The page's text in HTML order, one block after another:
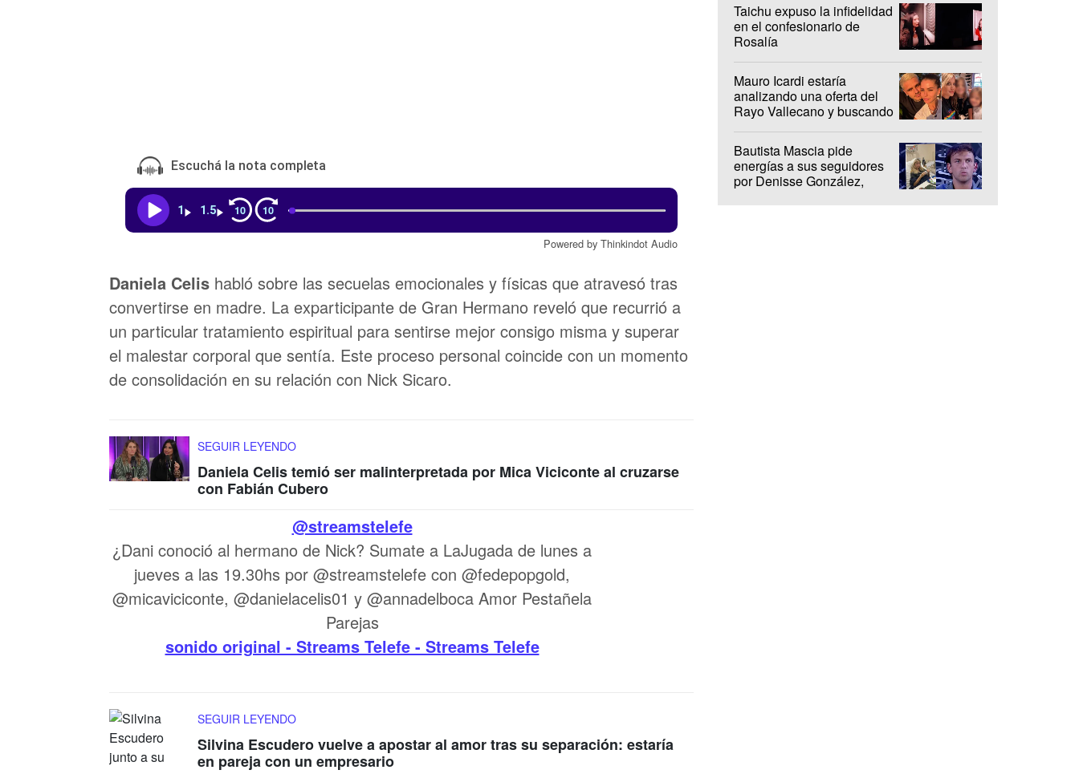
Escuchá la nota completa
1 1.5 10 10
Powered by Thinkindot Audio
Daniela Celis habló sobre las secuelas emocionales y físicas que atravesó tras
convertirse en madre. La exparticipante de Gran Hermano reveló que recurrió a
un particular tratamiento espiritual para sentirse mejor consigo misma y superar
el malestar corporal que sentía. Este proceso personal coincide con un momento
de consolidación en su relación con Nick Sicaro.
SEGUIR LEYENDO
Daniela Celis temió ser malinterpretada por Mica Viciconte al cruzarse
con Fabián Cubero
@streamstelefe
¿Dani conoció al hermano de Nick? Sumate a LaJugada de lunes a
jueves a las 19.30hs por @streamstelefe con @fedepopgold,
@micaviciconte, @danielacelis01 y @annadelboca Amor Pestañela
Parejas
sonido original - Streams Telefe - Streams Telefe
SEGUIR LEYENDO
Silvina Escudero vuelve a apostar al amor tras su separación: estaría
en pareja con un empresario
Taichu expuso la infidelidad
en el confesionario de
Rosalía
Mauro Icardi estaría
analizando una oferta del
Rayo Vallecano y buscando
Bautista Mascia pide
energías a sus seguidores
por Denisse González,